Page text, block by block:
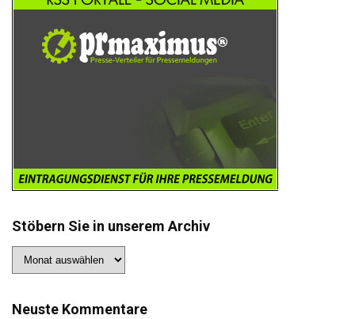
Stöbern Sie in unserem Archiv
Sie
Archiv
Neuste Kommentare